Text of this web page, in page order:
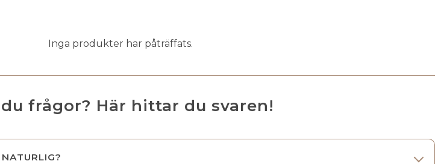
Inga produkter har påträffats.
frågor? Här hittar du svaren!